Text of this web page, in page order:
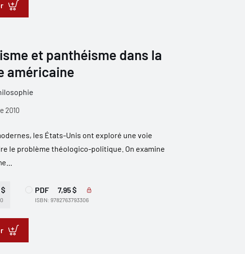
et panthéisme dans la
américaine
2010
les États-Unis ont exploré une voie
le problème théologico-politique. On examine
$ PDF 7,95 $
ISBN: 9782763793306